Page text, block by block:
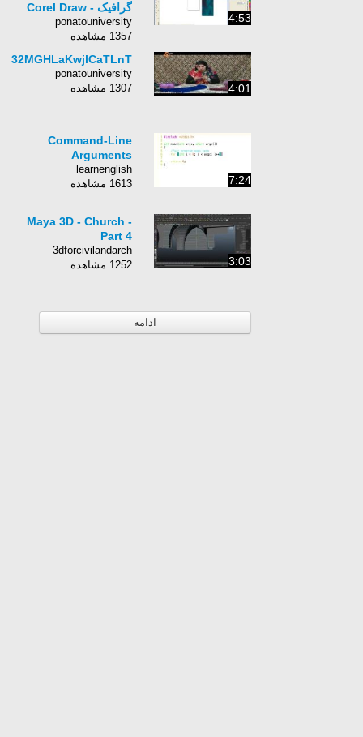
4:53
گرافیک - Corel Draw
ponatouniversity
1357 مشاهده
4:01
ponatouniversity
1307 مشاهده
7:24
Command-Line
Arguments
learnenglish
1613 مشاهده
3:03
Maya 3D - Church -
Part 4
3dforcivilandarch
1252 مشاهده
ادامه